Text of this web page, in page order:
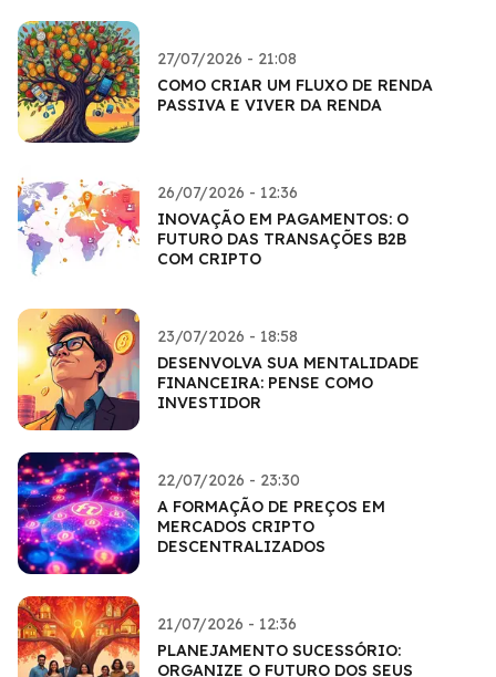
27/07/2026 - 21:08
COMO CRIAR UM FLUXO DE RENDA
PASSIVA E VIVER DA RENDA
26/07/2026 - 12:36
INOVAÇÃO EM PAGAMENTOS: O
FUTURO DAS TRANSAÇÕES B2B
COM CRIPTO
23/07/2026 - 18:58
DESENVOLVA SUA MENTALIDADE
FINANCEIRA: PENSE COMO
INVESTIDOR
22/07/2026 - 23:30
A FORMAÇÃO DE PREÇOS EM
MERCADOS CRIPTO
DESCENTRALIZADOS
21/07/2026 - 12:36
PLANEJAMENTO SUCESSÓRIO:
ORGANIZE O FUTURO DOS SEUS